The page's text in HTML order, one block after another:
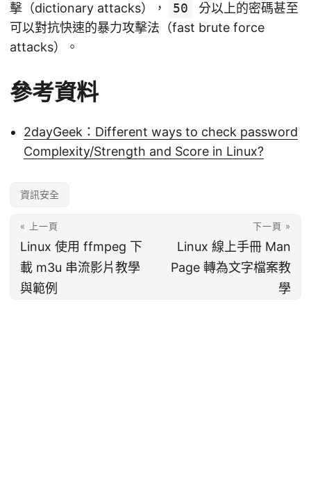
擊（dictionary attacks），
50
分以上的密碼甚至
可以對抗快速的暴力攻擊法（fast brute force
attacks）。
參考資料
2dayGeek：Different ways to check password
Complexity/Strength and Score in Linux?
資訊安全
« 上一頁
Linux 使用 ffmpeg 下
載 m3u 串流影片教學
與範例
下一頁 »
Linux 線上手冊 Man
Page 轉為文字檔案教
學